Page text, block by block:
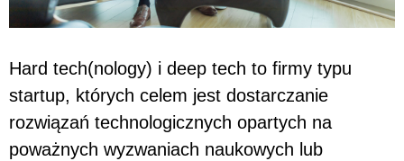
Hard tech(nology) i deep tech to firmy typu
startup, których celem jest dostarczanie
rozwiązań technologicznych opartych na
poważnych wyzwaniach naukowych lub